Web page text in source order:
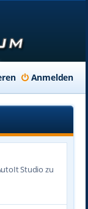
Anmelden
Studio zu